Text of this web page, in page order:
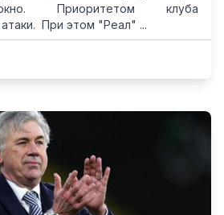
Приоритетом клуба
При этом "Реал" ...